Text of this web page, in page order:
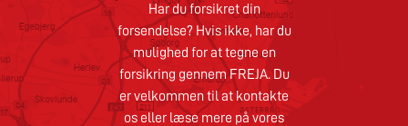
Har du forsikret din
forsendelse? Hvis ikke, har du
mulighed for at tegne en
forsikring gennem FREJA. Du
er velkommen til at kontakte
os eller læse mere på vores